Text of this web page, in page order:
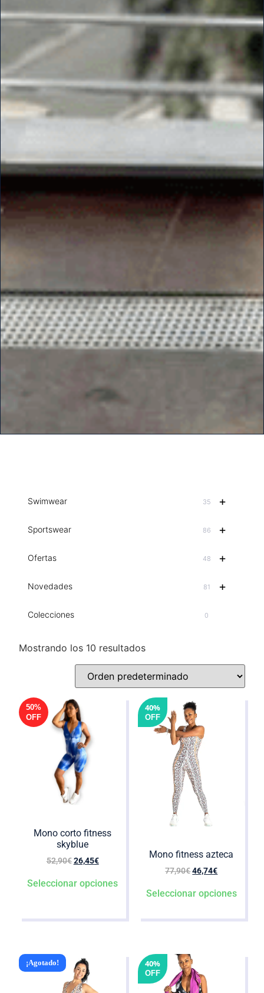
+
Swimwear 35
+
Sportswear 86
+
Ofertas 48
+
Novedades 81
Colecciones 0
Mostrando los 10 resultados
50%
OFF
Mono corto fitness
skyblue
52,90€ 26,45€
Seleccionar opciones
40%
OFF
Mono fitness azteca
77,90€46,74€
Seleccionar opciones
¡Agotado! 40%
OFF